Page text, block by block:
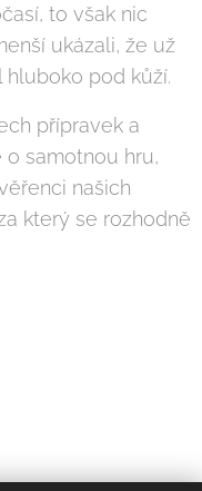
to však nic
ukázali, že už
hluboko pod kůží.
přípravek a
samotnou hru,
našich
který se rozhodně